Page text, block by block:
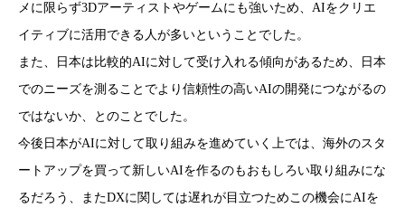
メに限らず3Dアーティストやゲームにも強いため、AIをクリエ
イティブに活用できる人が多いということでした。
また、日本は比較的AIに対して受け入れる傾向があるため、日本
でのニーズを測ることでより信頼性の高いAIの開発につながるの
ではないか、とのことでした。
今後日本がAIに対して取り組みを進めていく上では、海外のスタ
ートアップを買って新しいAIを作るのもおもしろい取り組みにな
るだろう、またDXに関しては遅れが目立つためこの機会にAIを